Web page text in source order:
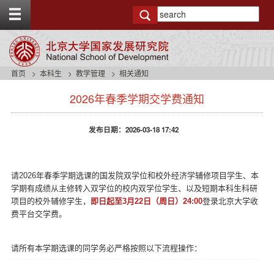
g
t
首页 本科生 教学管理 相关通知
2026年春季学期交学费通知
发布日期：2026-03-18 17:42
请2026年春季学期选课的国发院双学位和校外经济学辅修项目学生、本
学期有成绩从主修转入双学位的校内双学位学生、以及短期本科生科研
项目的校外辅修学生， 即日起至3月22日（周日） 24:00登录北京大学收
费平台交学费。
请所有本学期选课的同学务必严格按照以下流程操作：